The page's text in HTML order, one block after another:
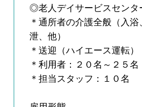
◎老人デイサービスセンタ
＊通所者の介護全般（入
泄、他）
＊送迎（ハイエース運転）
＊利用者：２０名～２５名
＊担当スタッフ：１０名